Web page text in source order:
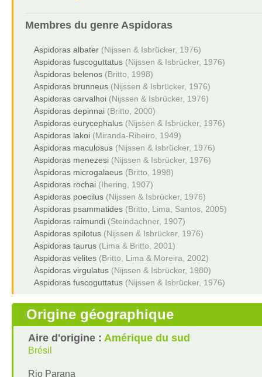
Membres du genre Aspidoras
Aspidoras albater (Nijssen & Isbrücker, 1976)
Aspidoras fuscoguttatus (Nijssen & Isbrücker, 1976)
Aspidoras belenos (Britto, 1998)
Aspidoras brunneus (Nijssen & Isbrücker, 1976)
Aspidoras carvalhoi (Nijssen & Isbrücker, 1976)
Aspidoras depinnai (Britto, 2000)
Aspidoras eurycephalus (Nijssen & Isbrücker, 1976)
Aspidoras lakoi (Miranda-Ribeiro, 1949)
Aspidoras maculosus (Nijssen & Isbrücker, 1976)
Aspidoras menezesi (Nijssen & Isbrücker, 1976)
Aspidoras microgalaeus (Britto, 1998)
Aspidoras rochai (Ihering, 1907)
Aspidoras poecilus (Nijssen & Isbrücker, 1976)
Aspidoras psammatides (Britto, Lima, Santos, 2005)
Aspidoras raimundi (Steindachner, 1907)
Aspidoras spilotus (Nijssen & Isbrücker, 1976)
Aspidoras taurus (Lima & Britto, 2001)
Aspidoras velites (Britto, Lima & Moreira, 2002)
Aspidoras virgulatus (Nijssen & Isbrücker, 1980)
Aspidoras fuscoguttatus (Nijssen & Isbrücker, 1976)
Origine géographique
Aire d'origine : Amérique du sud
Brésil
Rio Parana